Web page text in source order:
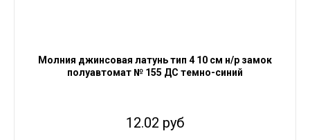
Молния джинсовая латунь тип 4 10 см н/р замок
полуавтомат № 155 ДС темно-синий
12.02 руб